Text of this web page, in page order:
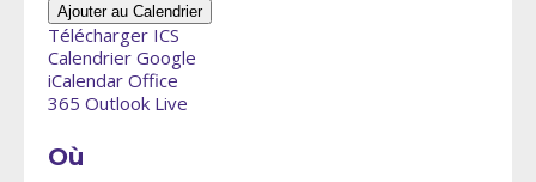
Ajouter au Calendrier
Télécharger ICS
Calendrier Google
iCalendar Office
365 Outlook Live
Où